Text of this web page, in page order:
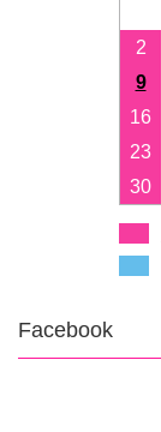
2
9
16
23
30
Facebook